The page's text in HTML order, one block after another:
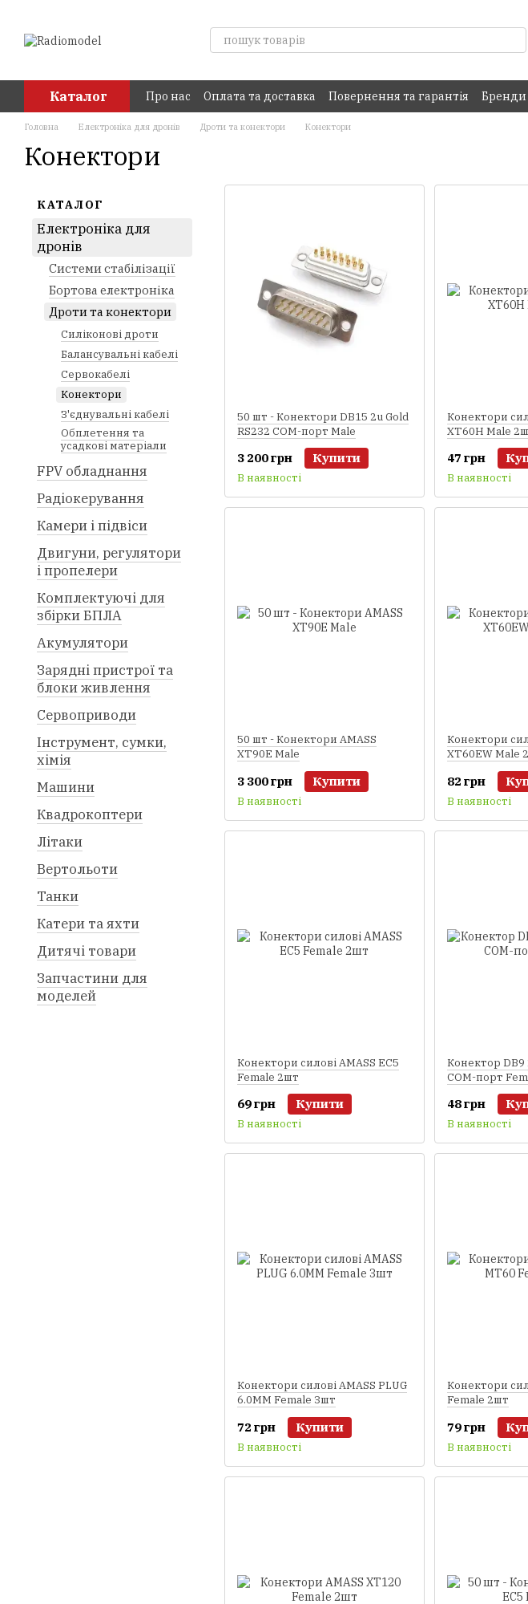
Каталог Про нас Оплата та доставка Повернення та гарантія Бренди
Головна Електроніка для дронів Дроти та конектори Конектори
Конектори
50 шт - Конектори DB15 2u Gold
RS232 COM-порт Male
3 200 грн Купити
В наявності
Конектори
XT60H Male
47 грн
В наявності
50 шт - Конектори AMASS
XT90E Male
3 300 грн Купити
В наявності
Конектори
XT60EW Male
82 грн
В наявності
Конектори силові AMASS EC5
Female 2шт
69 грн Купити
В наявності
Конектор DB9
COM-порт
48 грн
В наявності
Конектори силові AMASS PLUG
6.0MM Female 3шт
72 грн Купити
В наявності
Конектори
Female 2шт
79 грн
В наявності
КАТАЛОГ
Електроніка для
дронів
Системи стабілізації
Бортова електроніка
Дроти та конектори
Силіконові дроти
Балансувальні кабелі
Сервокабелі
Конектори
З'єднувальні кабелі
Обплетення та
усадкові матеріали
FPV обладнання
Радіокерування
Камери і підвіси
Двигуни, регулятори
і пропелери
Комплектуючі для
збірки БПЛА
Акумулятори
Зарядні пристрої та
блоки живлення
Сервоприводи
Інструмент, сумки,
хімія
Машини
Квадрокоптери
Літаки
Вертольоти
Танки
Катери та яхти
Дитячі товари
Запчастини для
моделей